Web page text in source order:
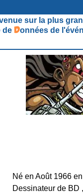
sur la plus
de Données de
Né en Août 1966
Dessinateur de BD